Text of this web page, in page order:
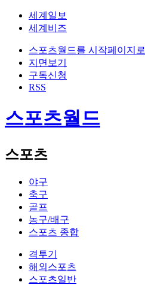
세계일보
세계비즈
스포츠월드를 시작페이지로
지면보기
구독신청
RSS
스포츠월드
스포츠
야구
축구
골프
농구/배구
스포츠 종합
격투기
해외스포츠
스포츠일반